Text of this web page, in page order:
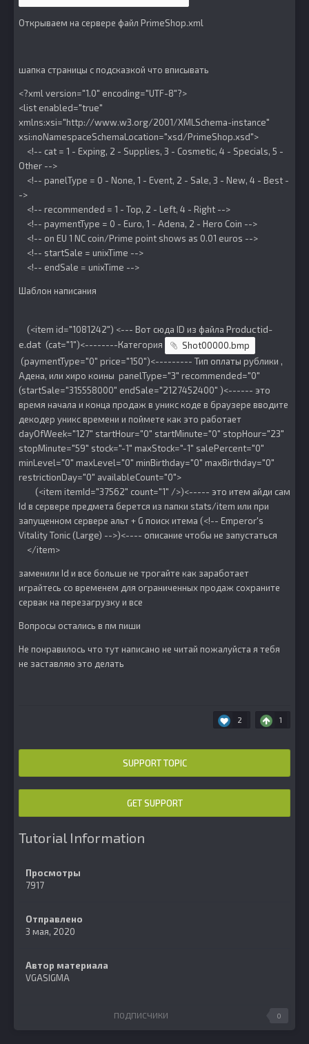
Открываем на сервере файл PrimeShop.xml
шапка страницы с подсказкой что вписывать
<?xml version="1.0" encoding="UTF-8"?>
<list enabled="true"
xmlns:xsi="http://www.w3.org/2001/XMLSchema-instance"
xsi:noNamespaceSchemaLocation="xsd/PrimeShop.xsd">
<!-- cat = 1 - Exping, 2 - Supplies, 3 - Cosmetic, 4 - Specials, 5 -
Other -->
<!-- panelType = 0 - None, 1 - Event, 2 - Sale, 3 - New, 4 - Best -
->
<!-- recommended = 1 - Top, 2 - Left, 4 - Right -->
<!-- paymentType = 0 - Euro, 1 - Adena, 2 - Hero Coin -->
<!-- on EU 1 NC coin/Prime point shows as 0.01 euros -->
<!-- startSale = unixTime -->
<!-- endSale = unixTime -->
Шаблон написания
(<item id="1081242") <--- Вот сюда ID из файла Productid-
e.dat (cat="1")<--------Категория
Shot00000.bmp
(paymentType="0" price="150")<--------- Тип оплаты рублики ,
Адена, или хиро коины panelType="3" recommended="0"
(startSale="315558000" endSale="2127452400" )<------ это
время начала и конца продаж в уникс коде в браузере вводите
декодер уникс времени и поймете как это работает
dayOfWeek="127" startHour="0" startMinute="0" stopHour="23"
stopMinute="59" stock="-1" maxStock="-1" salePercent="0"
minLevel="0" maxLevel="0" minBirthday="0" maxBirthday="0"
restrictionDay="0" availableCount="0">
(<item itemId="37562" count="1" />)<----- это итем айди сам
Id в сервере предмета берется из папки stats/item или при
запущенном сервере альт + G поиск итема (<!-- Emperor's
Vitality Tonic (Large) -->)<---- описание чтобы не запустаться
</item>
заменили Id и все больше не трогайте как заработает
играйтесь со временем для ограниченных продаж сохраните
сервак на перезагрузку и все
Вопросы остались в пм пиши
Не понравилось что тут написано не читай пожалуйста я тебя
не заставляю это делать
2 1
SUPPORT TOPIC
GET SUPPORT
Tutorial Information
Просмотры
7917
Отправлено
3 мая, 2020
Автор материала
VGASIGMA
ПОДПИСЧИКИ 0